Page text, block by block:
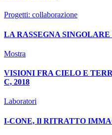
Progetti: collaborazione
LA RASSEGNA
Mostra
VISIONI FRA CIELO E
C, 2018
Laboratori
I-CONE, Il RITRATTO